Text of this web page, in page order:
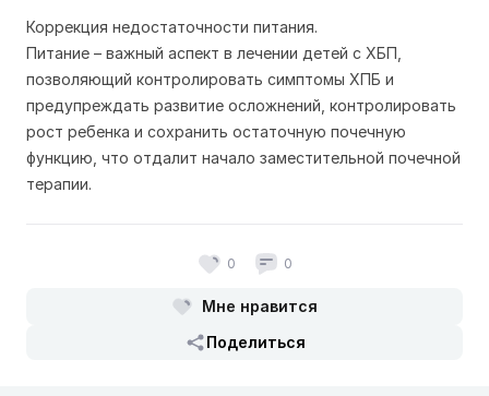
Коррекция недостаточности питания.
Питание – важный аспект в лечении детей с ХБП,
позволяющий контролировать симптомы ХПБ и
предупреждать развитие осложнений, контролировать
рост ребенка и сохранить остаточную почечную
функцию, что отдалит начало заместительной почечной
терапии.
0 0
Мне нравится
Поделиться